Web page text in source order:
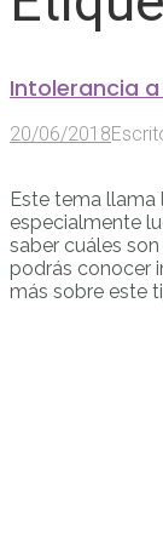
Intolerancia
20/06/2018
Este tema llama
especialmente
saber cuáles
podrás conocer
más sobre este